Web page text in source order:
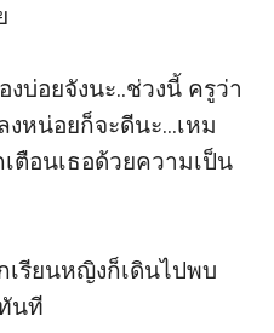
งบ่อยจังนะ..ช่วงนี้ ครูว่า
งหน่อยก็จะดีนะ...เหม
ตือนเธอด้วยความเป็น
เรียนหญิงก็เดินไปพบ
นที